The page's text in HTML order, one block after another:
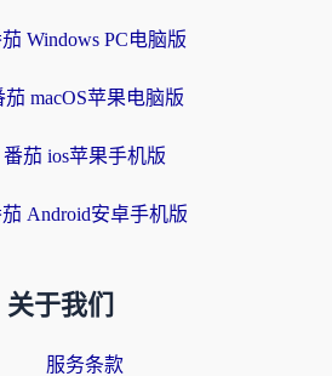
Windows PC电脑版
茄 macOS苹果电脑版
番茄 ios苹果手机版
Android安卓手机版
关于我们
服务条款